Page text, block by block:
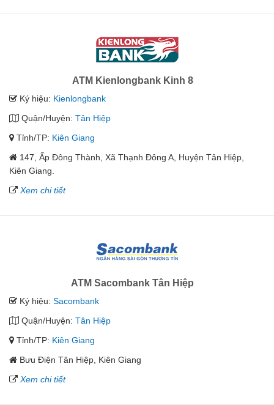
ATM Kienlongbank Kinh 8
Ký hiệu: Kienlongbank
Quận/Huyện: Tân Hiệp
Tỉnh/TP: Kiên Giang
147, Ấp Đông Thành, Xã Thạnh Đông A, Huyện Tân Hiệp,
Kiên Giang.
Xem chi tiết
ATM Sacombank Tân Hiệp
Ký hiệu: Sacombank
Quận/Huyện: Tân Hiệp
Tỉnh/TP: Kiên Giang
Bưu Điện Tân Hiệp, Kiên Giang
Xem chi tiết